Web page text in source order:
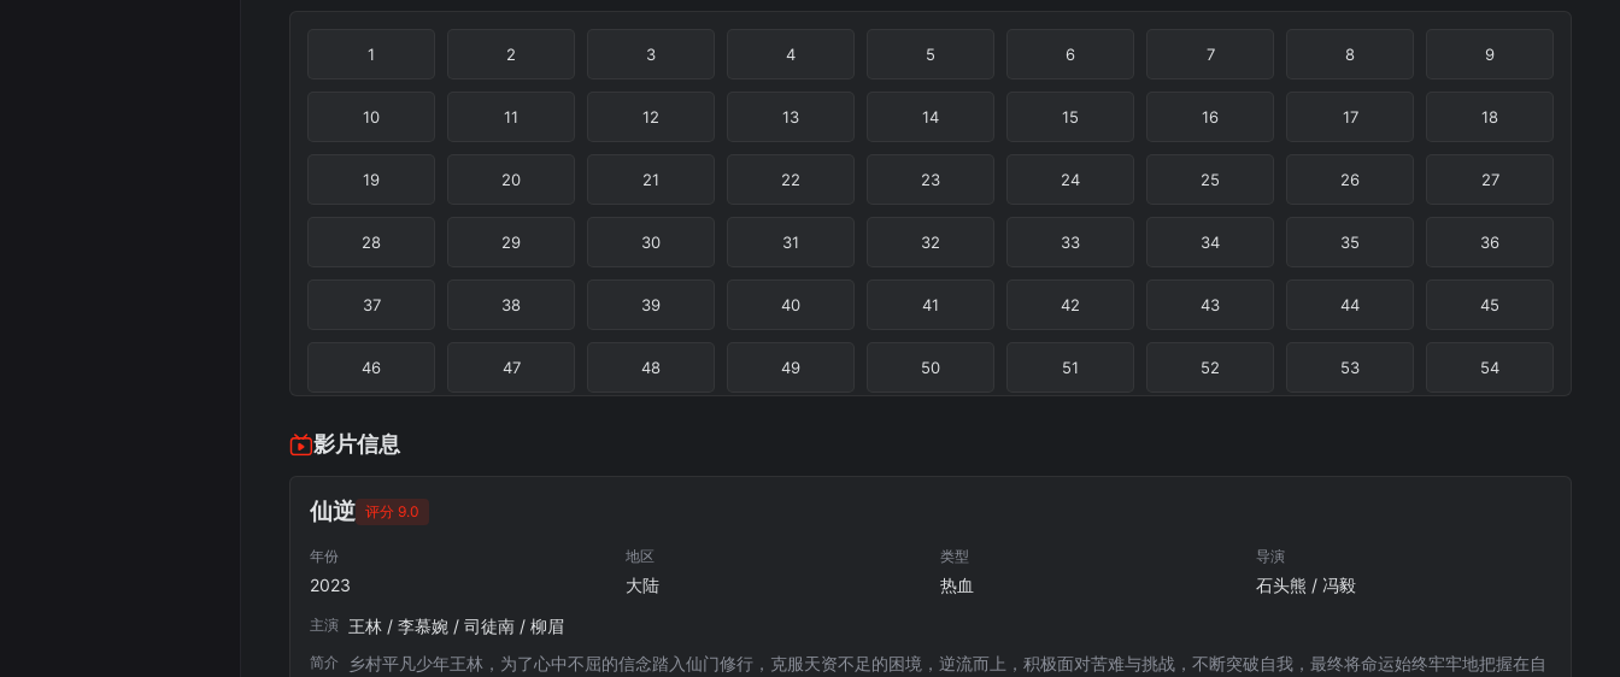
1 2 3 4 5 6 7 8 9
10 11 12 13 14 15 16 17 18
19 20 21 22 23 24 25 26 27
28 29 30 31 32 33 34 35 36
37 38 39 40 41 42 43 44 45
46 47 48 49 50 51 52 53 54
55
75
82 83
影片信息
仙逆 评分 9.0
年份
2023
地区
大陆
类型
热血
导演
石头熊 / 冯毅
主演 王林 / 李慕婉 / 司徒南 / 柳眉
简介
乡村平凡少年王林，为了心中不屈的信念踏入仙门修行，克服天资不足的困境，逆流而上，积极面对苦难与挑战，不断突破自我，最终将命运始终牢牢地把握在自